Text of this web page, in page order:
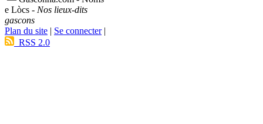
e Lòcs - Nos lieux-dits
gascons
Plan du site | Se connecter|
RSS 2.0